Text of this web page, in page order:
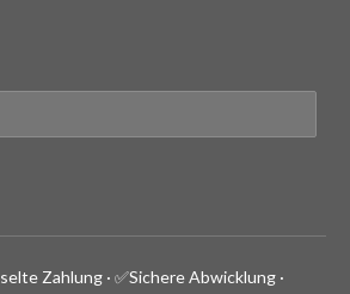
Zahlung · ✅Sichere Abwicklung ·